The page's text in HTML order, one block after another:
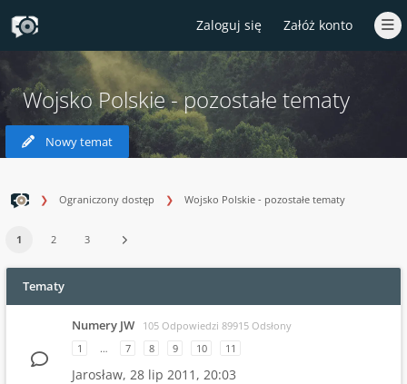
Zaloguj się Załóż konto
Wojsko Polskie - pozostałe tematy
Nowy temat
Ograniczony dostęp Wojsko Polskie - pozostałe tematy
1 2 3
Tematy
Numery JW
105 Odpowiedzi 89915 Odsłony
1
… 7 8 9 10 11
Jarosław, 28 lip 2011, 20:03